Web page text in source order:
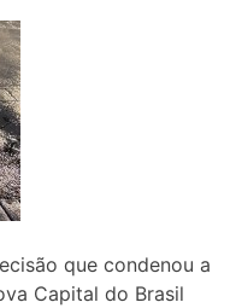
que condenou a
Capital do Brasil